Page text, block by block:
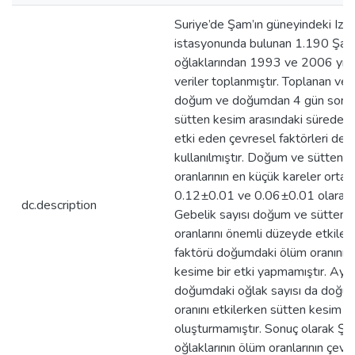
dc.description
Suriye’de Şam’ın güneyindeki
istasyonunda bulunan 1.190
oğlaklarından 1993 ve 2006
veriler toplanmıştır. Toplanan
doğum ve doğumdan 4 gün
sütten kesim arasındaki sürede
etki eden çevresel faktörleri
kullanılmıştır. Doğum ve sütten
oranlarının en küçük kareler
0.12±0.01 ve 0.06±0.01 olarak
Gebelik sayısı doğum ve sütten
oranlarını önemli düzeyde
faktörü doğumdaki ölüm oranını
kesime bir etki yapmamıştır.
doğumdaki oğlak sayısı da
oranını etkilerken sütten kesim
oluşturmamıştır. Sonuç olarak
oğlaklarının ölüm oranlarının